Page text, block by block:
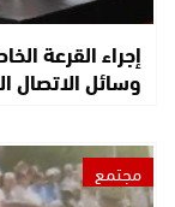
إجراء القرعة
وسائل
مجتمع